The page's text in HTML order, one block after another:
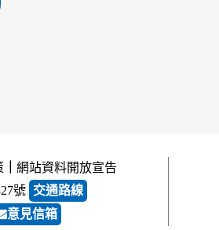
網站資料開放宣告
號 交通路線
意見信箱